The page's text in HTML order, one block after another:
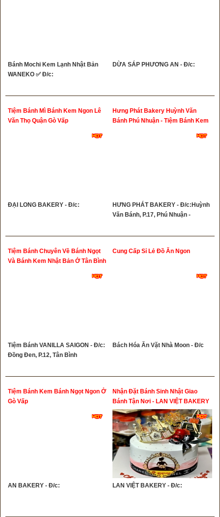
Bánh Mochi Kem Lạnh Nhật Bản
WANEKO ✅ Đ/c:
DỪA SÁP PHƯƠNG AN - Đ/c:
Tiệm Bánh Mì Bánh Kem Ngon Lê
Văn Thọ Quận Gò Vấp
ĐẠI LONG BAKERY - Đ/c:
Hưng Phát Bakery Huỳnh Văn
Bánh Phú Nhuận - Tiệm Bánh Kem
HƯNG PHÁT BAKERY - Đ/c:Huỳnh
Văn Bánh, P.17, Phú Nhuận -
Tiệm Bánh Chuyên Về Bánh Ngọt
Và Bánh Kem Nhật Bản Ở Tân Bình
Tiệm Bánh VANILLA SAIGON - Đ/c:
Đồng Đen, P.12, Tân Bình
Cung Cấp Sỉ Lẻ Đồ Ăn Ngon
Bách Hóa Ăn Vặt Nhà Moon - Đ/c
Tiệm Bánh Kem Bánh Ngọt Ngon Ở
Gò Vấp
AN BAKERY - Đ/c:
Nhận Đặt Bánh Sinh Nhật Giao
Bánh Tận Nơi - LAN VIỆT BAKERY
Quang Trung Gò Vấp
LAN VIỆT BAKERY - Đ/c: